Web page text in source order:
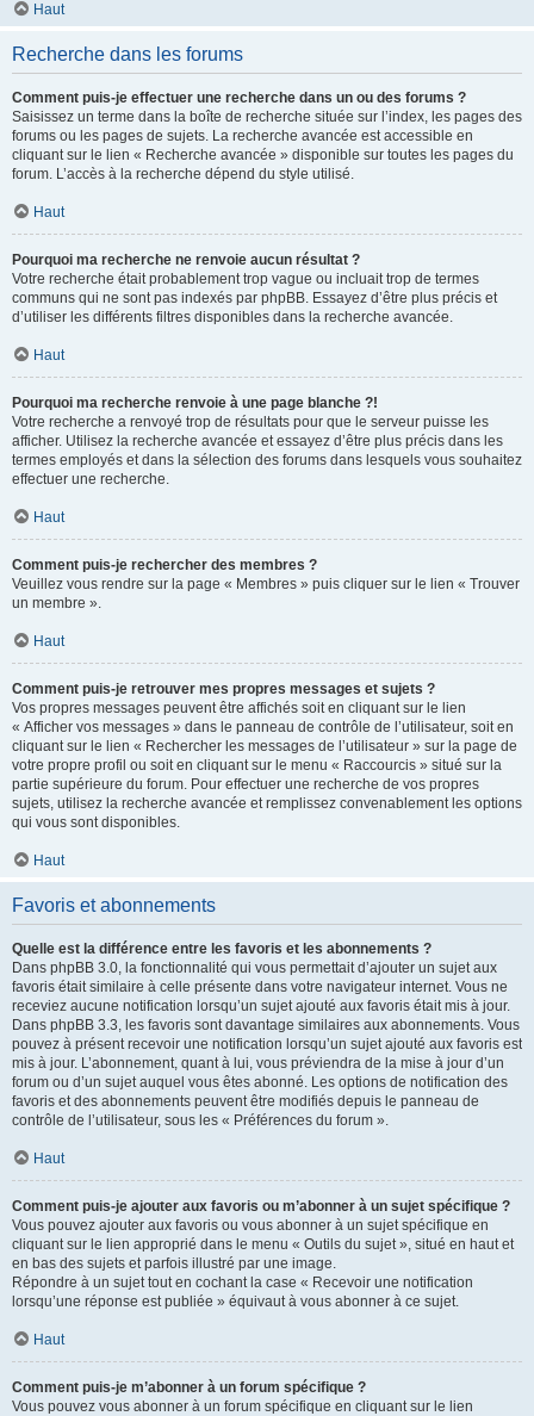
Haut
Recherche dans les forums
Comment puis-je effectuer une recherche dans un ou des forums ?
Saisissez un terme dans la boîte de recherche située sur l’index, les pages des
forums ou les pages de sujets. La recherche avancée est accessible en
cliquant sur le lien « Recherche avancée » disponible sur toutes les pages du
forum. L’accès à la recherche dépend du style utilisé.
Haut
Pourquoi ma recherche ne renvoie aucun résultat ?
Votre recherche était probablement trop vague ou incluait trop de termes
communs qui ne sont pas indexés par phpBB. Essayez d’être plus précis et
d’utiliser les différents filtres disponibles dans la recherche avancée.
Haut
Pourquoi ma recherche renvoie à une page blanche ?!
Votre recherche a renvoyé trop de résultats pour que le serveur puisse les
afficher. Utilisez la recherche avancée et essayez d’être plus précis dans les
termes employés et dans la sélection des forums dans lesquels vous souhaitez
effectuer une recherche.
Haut
Comment puis-je rechercher des membres ?
Veuillez vous rendre sur la page « Membres » puis cliquer sur le lien « Trouver
un membre ».
Haut
Comment puis-je retrouver mes propres messages et sujets ?
Vos propres messages peuvent être affichés soit en cliquant sur le lien
« Afficher vos messages » dans le panneau de contrôle de l’utilisateur, soit en
cliquant sur le lien « Rechercher les messages de l’utilisateur » sur la page de
votre propre profil ou soit en cliquant sur le menu « Raccourcis » situé sur la
partie supérieure du forum. Pour effectuer une recherche de vos propres
sujets, utilisez la recherche avancée et remplissez convenablement les options
qui vous sont disponibles.
Haut
Favoris et abonnements
Quelle est la différence entre les favoris et les abonnements ?
Dans phpBB 3.0, la fonctionnalité qui vous permettait d’ajouter un sujet aux
favoris était similaire à celle présente dans votre navigateur internet. Vous ne
receviez aucune notification lorsqu’un sujet ajouté aux favoris était mis à jour.
Dans phpBB 3.3, les favoris sont davantage similaires aux abonnements. Vous
pouvez à présent recevoir une notification lorsqu’un sujet ajouté aux favoris est
mis à jour. L’abonnement, quant à lui, vous préviendra de la mise à jour d’un
forum ou d’un sujet auquel vous êtes abonné. Les options de notification des
favoris et des abonnements peuvent être modifiés depuis le panneau de
contrôle de l’utilisateur, sous les « Préférences du forum ».
Haut
Comment puis-je ajouter aux favoris ou m’abonner à un sujet spécifique ?
Vous pouvez ajouter aux favoris ou vous abonner à un sujet spécifique en
cliquant sur le lien approprié dans le menu « Outils du sujet », situé en haut et
en bas des sujets et parfois illustré par une image.
Répondre à un sujet tout en cochant la case « Recevoir une notification
lorsqu’une réponse est publiée » équivaut à vous abonner à ce sujet.
Haut
Comment puis-je m’abonner à un forum spécifique ?
Vous pouvez vous abonner à un forum spécifique en cliquant sur le lien